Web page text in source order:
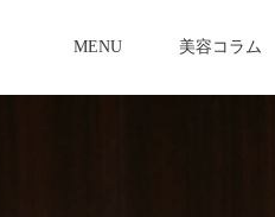
MENU 美容コラム